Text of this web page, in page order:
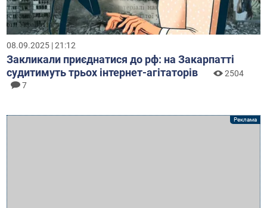
08.09.2025 | 21:12
Закликали приєднатися до рф: на Закарпатті
судитимуть трьох інтернет-агітаторів
2504
7